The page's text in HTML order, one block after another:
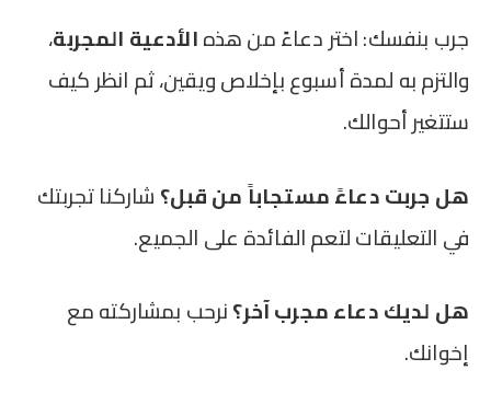
جرب بنفسك: اختر دعاءً من هذهالأدعية المجربة،
والتزم به لمدة أسبوع بإخلاص ويقين، ثم انظر كيف
ستتغير أحوالك.
هل جربت دعاءً مستجاباً من قبل؟شاركنا تجربتك
في التعليقات لتعم الفائدة على الجميع.
هل لديك دعاء مجرب آخر؟نرحب بمشاركته مع
إخوانك.